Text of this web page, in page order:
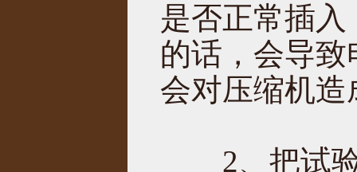
是否正常插
的话，会导
会对压缩机
2、把试验